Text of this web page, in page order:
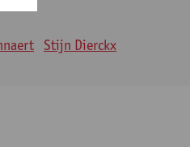
Stijn Dierckx